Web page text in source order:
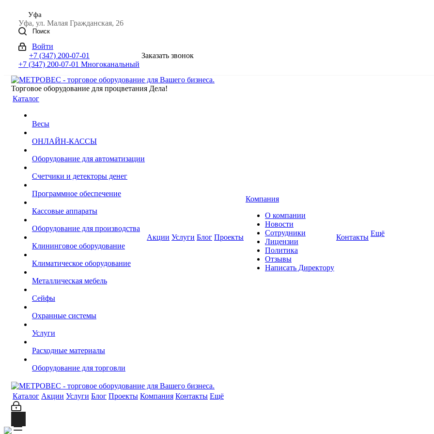
Уфа
Уфа, ул. Малая Гражданская, 26
Поиск
Войти
+7 (347) 200-07-01
+7 (347) 200-07-01 Многоканальный
Заказать звонок
Торговое оборудование для процветания Дела!
Каталог
Весы
ОНЛАЙН-КАССЫ
Оборудование для автоматизации
Счетчики и детекторы денег
Программное обеспечение
Кассовые аппараты
Оборудование для производства
Клининговое оборудование
Климатическое оборудование
Металлическая мебель
Сейфы
Охранные системы
Услуги
Расходные материалы
Оборудование для торговли
Акции Услуги Блог Проекты
Компания
О компании
Новости
Сотрудники
Лицензии
Политика
Отзывы
Написать Директору
Контакты Ещё
Каталог Акции Услуги Блог Проекты Компания Контакты Ещё